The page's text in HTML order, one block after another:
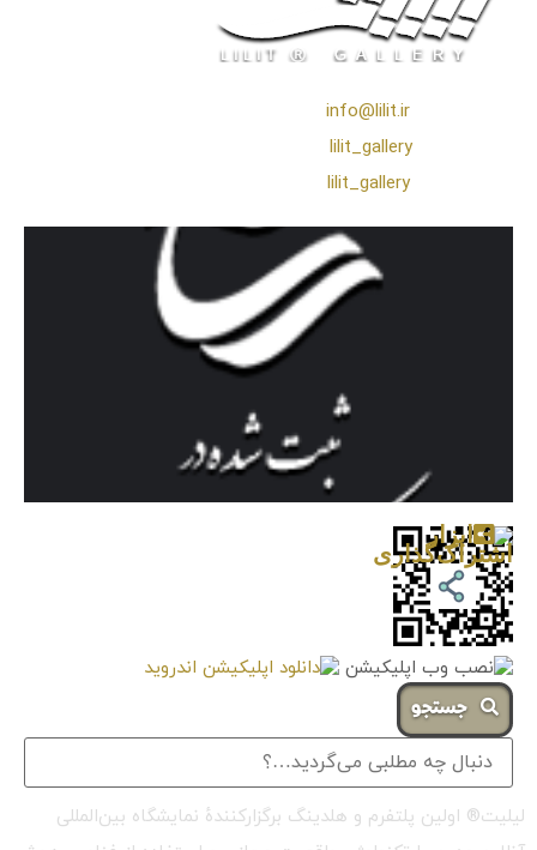
info@lilit.ir
lilit_gallery
lilit_gallery
جستجو
لیلیت® اولین پلتفرم و هلدینگ برگزارکنندهٔ نمایشگاه بین‌المللی